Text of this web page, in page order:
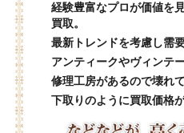
経験豊富なプロが価値を
買取。
最新トレンドを考慮し需
アンティークやヴィンテ
修理工房があるので壊れ
下取りのように買取価格